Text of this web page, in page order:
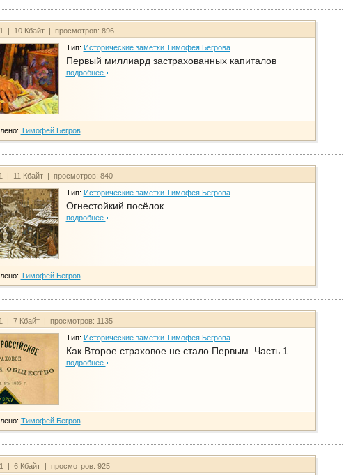
| 10 Кбайт | просмотров: 896
Тип: Исторические заметки Тимофея Бегрова
Первый миллиард застрахованных капиталов
подробнее
Тимофей Бегров
| 11 Кбайт | просмотров: 840
Тип: Исторические заметки Тимофея Бегрова
Огнестойкий посёлок
подробнее
Тимофей Бегров
| 7 Кбайт | просмотров: 1135
Тип: Исторические заметки Тимофея Бегрова
Как Второе страховое не стало Первым. Часть 1
подробнее
Тимофей Бегров
| 6 Кбайт | просмотров: 925